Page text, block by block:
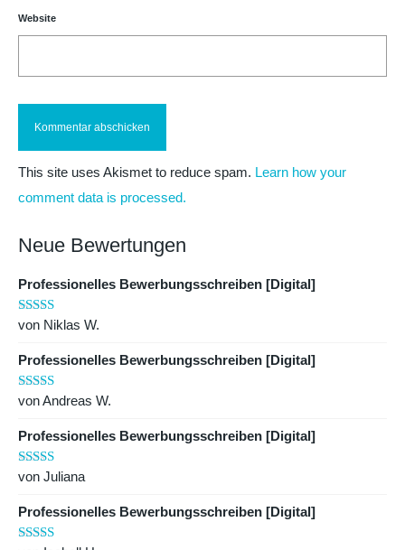
Website
This site uses Akismet to reduce spam. Learn how your
comment data is processed.
Neue Bewertungen
Professionelles Bewerbungsschreiben [Digital]
Bewertet mit
von Niklas W.
Professionelles Bewerbungsschreiben [Digital]
Bewertet mit
von Andreas W.
Professionelles Bewerbungsschreiben [Digital]
Bewertet mit
von Juliana
Professionelles Bewerbungsschreiben [Digital]